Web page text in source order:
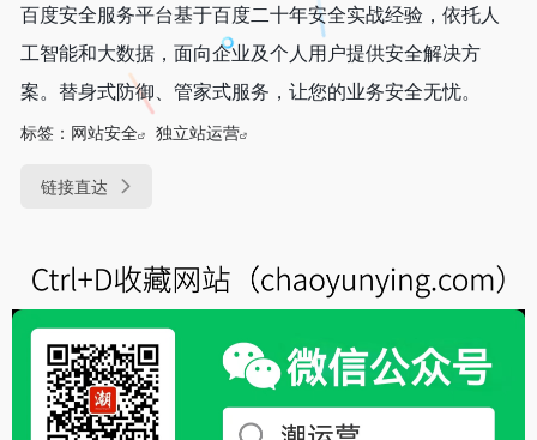
百度安全服务平台基于百度二十年安全实战经验，依托人
工智能和大数据，面向企业及个人用户提供安全解决方
案。替身式防御、管家式服务，让您的业务安全无忧。
标签： 网站安全 独立站运营
链接直达